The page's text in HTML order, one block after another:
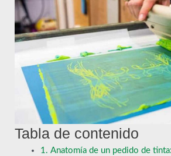
Tabla de contenido
1. Anatomía de un pedido de